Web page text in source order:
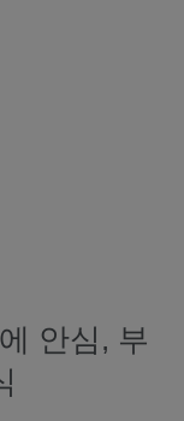
안심, 부